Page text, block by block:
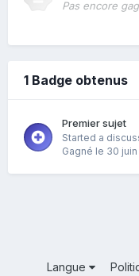
Pas encore
1 Badge obtenus
Premier sujet
Started a
Gagné le 30 juin
Langue